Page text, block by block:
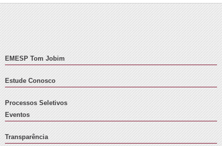
EMESP Tom Jobim
Estude Conosco
Processos Seletivos
Eventos
Transparência